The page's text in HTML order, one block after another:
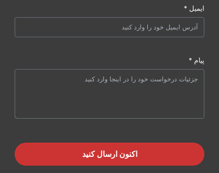
ایمیل *
پیام *
اکنون ارسال کنید